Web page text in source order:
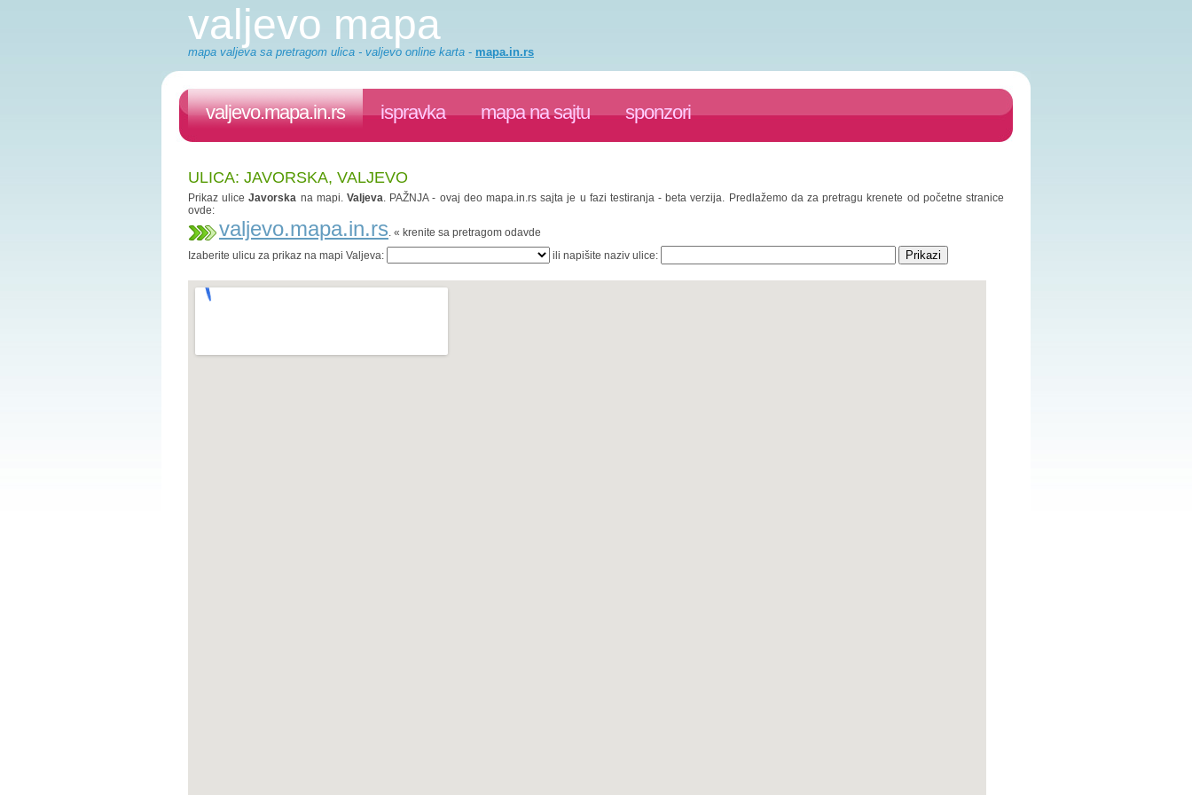
valjevo mapa
mapa valjeva sa pretragom ulica - valjevo online karta - mapa.in.rs
valjevo.mapa.in.rs ispravka mapa na sajtu sponzori
ULICA: JAVORSKA, VALJEVO
Prikaz uliceJavorska na mapi. Valjeva. PAŽNJA - ovaj deo mapa.in.rs sajta je u fazi testiranja - beta verzija. Predlažemo da za pretragu krenete od početne stranice
ovde:
valjevo.mapa.in.rs. « krenite sa pretragom odavde
Izaberite ulicu za prikaz na mapi Valjeva:
ili napišite naziv ulice: